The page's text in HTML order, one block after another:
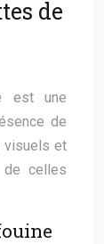
de
est une
de
visuels et
celles